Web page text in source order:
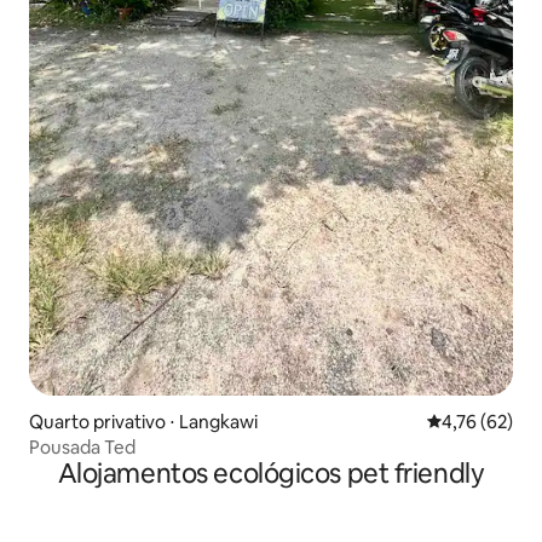
Quarto privativo ⋅ Langkawi 4,76 de uma
4,76 (62)
Pousada Ted
Alojamentos ecológicos pet friendly